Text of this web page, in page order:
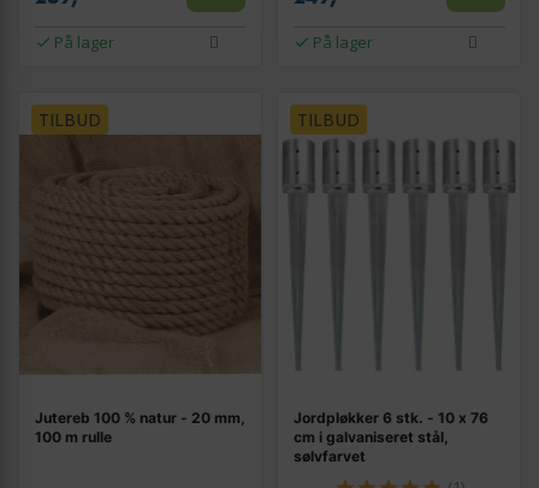
På lager På lager
TILBUD
Jutereb 100 % natur - 20 mm,
100 m rulle
TILBUD
Jordpløkker 6 stk. - 10 x 76
cm i galvaniseret stål,
sølvfarvet